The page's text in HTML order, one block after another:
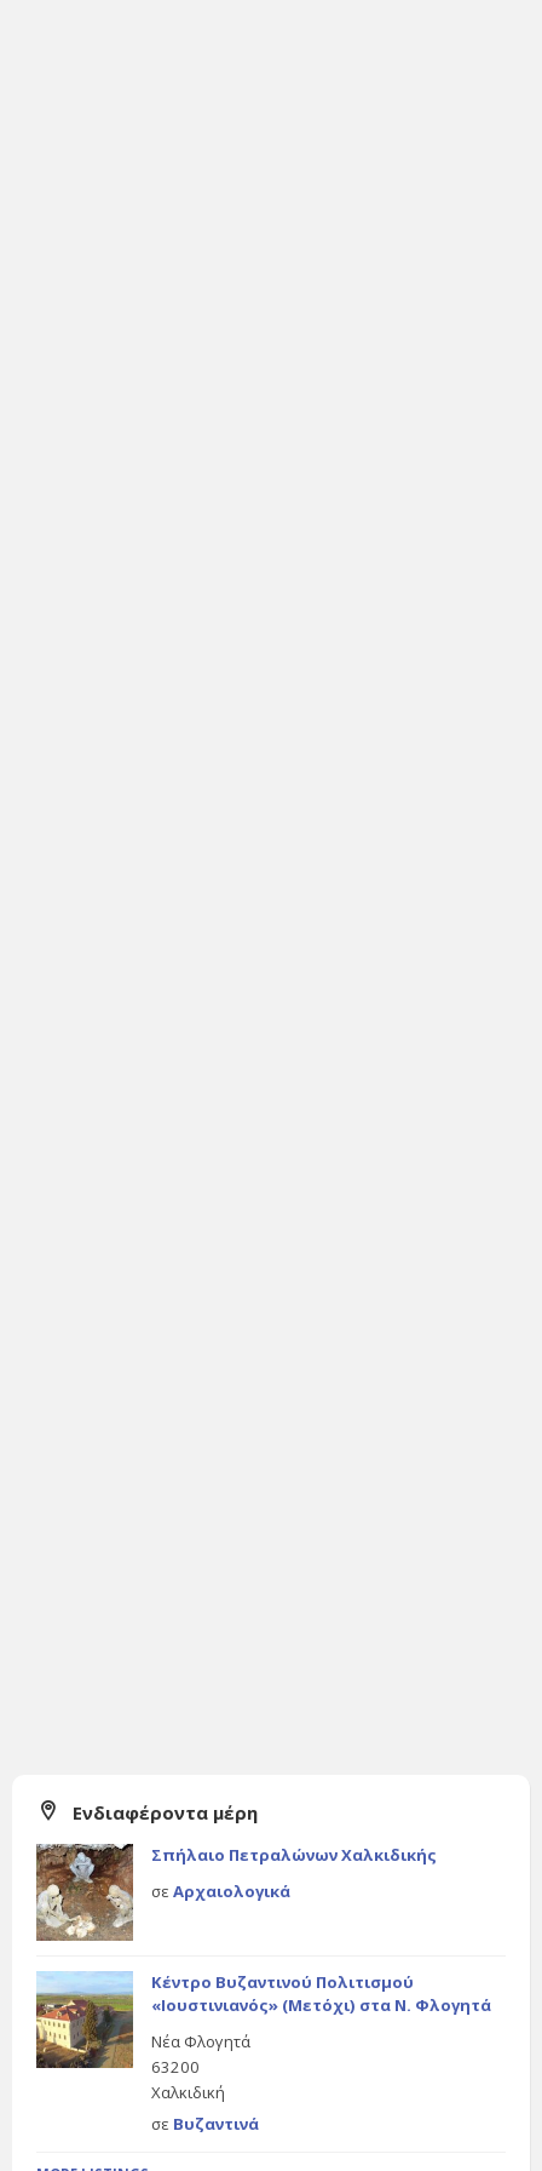
Ενδιαφέροντα μέρη
Σπήλαιο Πετραλώνων Χαλκιδικής
σε Αρχαιολογικά
Κέντρο Βυζαντινού Πολιτισμού
«Ιουστινιανός» (Μετόχι) στα Ν. Φλογητά
Νέα Φλογητά
63200
Χαλκιδική
σε Βυζαντινά